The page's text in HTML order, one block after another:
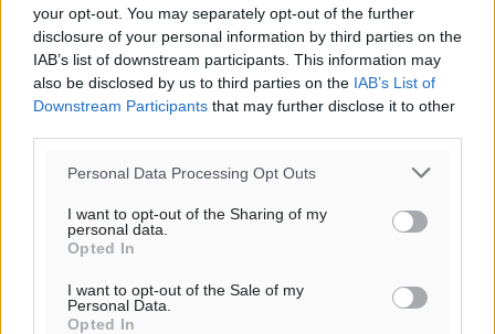
your opt-out. You may separately opt-out of the further
disclosure of your personal information by third parties on the
IAB’s list of downstream participants. This information may
also be disclosed by us to third parties on the IAB’s List of
Downstream Participants that may further disclose it to other
Personal Data Processing Opt Outs
I want to opt-out of the Sharing of my
personal data.
Opted In
I want to opt-out of the Sale of my
Personal Data.
Opted In